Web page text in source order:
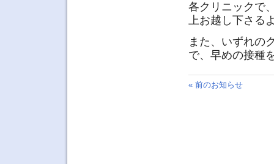
各クリニックで
上お越し下さる
また、いずれの
で、早めの接種
« 前のお知らせ